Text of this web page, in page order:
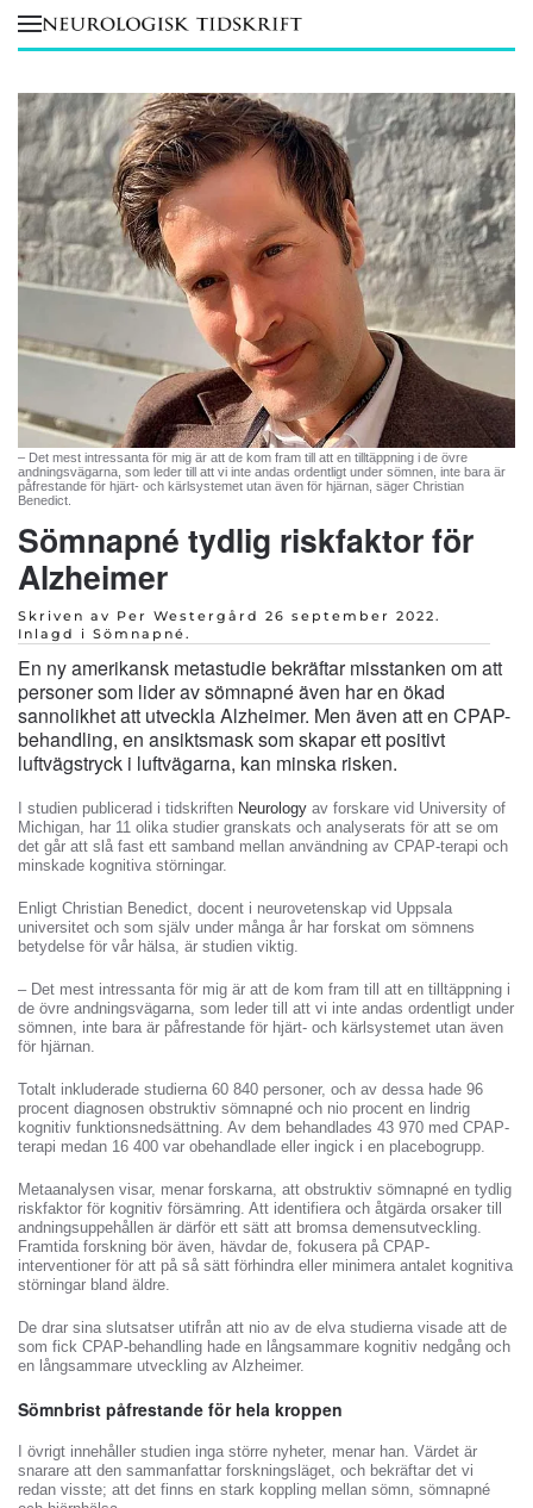
Skip to main content
– Det mest intressanta för mig är att de kom fram till att en tilltäppning i de övre
andningsvägarna, som leder till att vi inte andas ordentligt under sömnen, inte bara är
påfrestande för hjärt- och kärlsystemet utan även för hjärnan, säger Christian
Benedict.
Sömnapné tydlig riskfaktor för
Alzheimer
Skriven av Per Westergård 26 september 2022 .
Inlagd i Sömnapné .
En ny amerikansk metastudie bekräftar misstanken om att
personer som lider av sömnapné även har en ökad
sannolikhet att utveckla Alzheimer. Men även att en CPAP-
behandling, en ansiktsmask som skapar ett positivt
luftvägstryck i luftvägarna, kan minska risken.
I studien publicerad i tidskriften Neurology av forskare vid University of
Michigan, har 11 olika studier granskats och analyserats för att se om
det går att slå fast ett samband mellan användning av CPAP-terapi och
minskade kognitiva störningar.
Enligt Christian Benedict, docent i neurovetenskap vid Uppsala
universitet och som själv under många år har forskat om sömnens
betydelse för vår hälsa, är studien viktig.
– Det mest intressanta för mig är att de kom fram till att en tilltäppning i
de övre andningsvägarna, som leder till att vi inte andas ordentligt under
sömnen, inte bara är påfrestande för hjärt- och kärlsystemet utan även
för hjärnan.
Totalt inkluderade studierna 60 840 personer, och av dessa hade 96
procent diagnosen obstruktiv sömnapné och nio procent en lindrig
kognitiv funktionsnedsättning. Av dem behandlades 43 970 med CPAP-
terapi medan 16 400 var obehandlade eller ingick i en placebogrupp.
Metaanalysen visar, menar forskarna, att obstruktiv sömnapné en tydlig
riskfaktor för kognitiv försämring. Att identifiera och åtgärda orsaker till
andningsuppehållen är därför ett sätt att bromsa demensutveckling.
Framtida forskning bör även, hävdar de, fokusera på CPAP-
interventioner för att på så sätt förhindra eller minimera antalet kognitiva
störningar bland äldre.
De drar sina slutsatser utifrån att nio av de elva studierna visade att de
som fick CPAP-behandling hade en långsammare kognitiv nedgång och
en långsammare utveckling av Alzheimer.
Sömnbrist påfrestande för hela kroppen
I övrigt innehåller studien inga större nyheter, menar han. Värdet är
snarare att den sammanfattar forskningsläget, och bekräftar det vi
redan visste; att det finns en stark koppling mellan sömn, sömnapné